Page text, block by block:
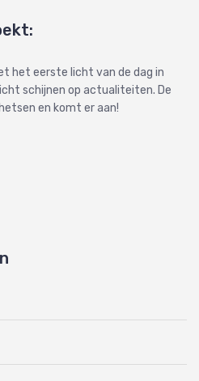
het eerste licht van de dag in
schijnen op actualiteiten. De
en komt er aan!